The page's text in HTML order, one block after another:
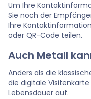
Um Ihre
Sie noch der
Ihre
oder QR-Code teilen.
Auch Metall
Anders als die
die digitale
Lebensdauer auf.